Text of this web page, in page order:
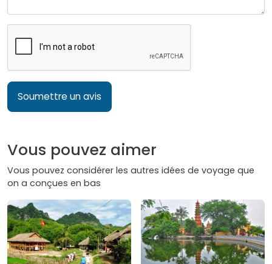
Soumettre un avis
Vous pouvez aimer
Vous pouvez considérer les autres idées de voyage que
on a conçues en bas